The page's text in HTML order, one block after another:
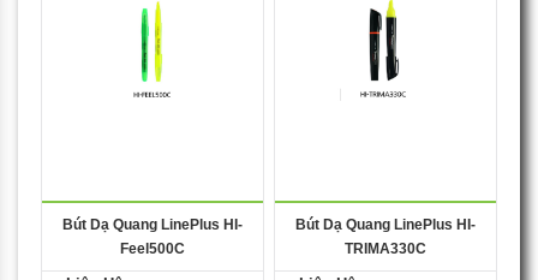
Bút Dạ Quang LinePlus HI-
Feel500C
Bút Dạ Quang LinePlus HI-
TRIMA330C